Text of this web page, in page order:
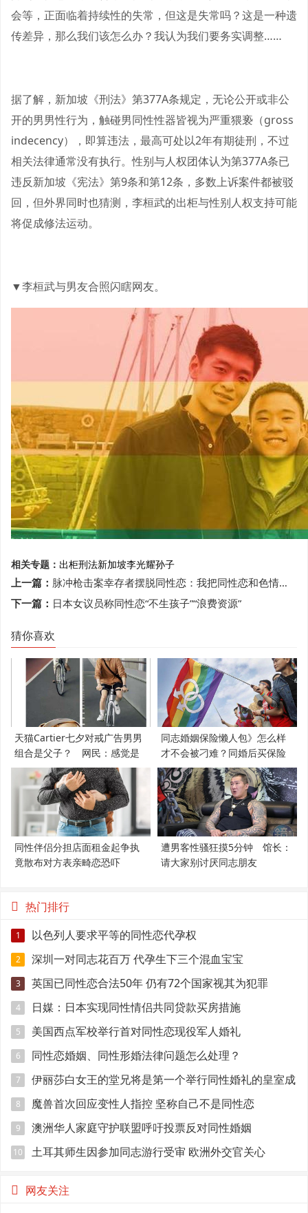
会等，正面临着持续性的失常，但这是失常吗？这是一种遗
传差异，那么我们该怎么办？我认为我们要务实调整……
据了解，新加坡《刑法》第377A条规定，无论公开或非公
开的男男性行为，触碰男同性性器皆视为严重猥亵（gross
indecency），即算违法，最高可处以2年有期徒刑，不过
相关法律通常没有执行。性别与人权团体认为第377A条已
违反新加坡《宪法》第9条和第12条，多数上诉案件都被驳
回，但外界同时也猜测，李桓武的出柜与性别人权支持可能
将促成修法运动。
▼李桓武与男友合照闪瞎网友。
相关专题： 出柜刑法新加坡李光耀孙子
上一篇： 脉冲枪击案幸存者摆脱同性恋：我把同性恋和色情瘾癖交给上帝
下一篇： 日本女议员称同性恋“不生孩子”“浪费资源”
猜你喜欢
天猫Cartier七夕对戒广告男男
组合是父子？ 网民：感觉是
支持LGBT
同志婚姻保险懒人包》怎么样
才不会被刁难？同婚后买保险
必知5件事
同性伴侣分担店面租金起争执
竟散布对方表亲畸恋恐吓
遭男客性骚狂摸5分钟 馆长：
请大家别讨厌同志朋友
热门排行
1 以色列人要求平等的同性恋代孕权
2 深圳一对同志花百万 代孕生下三个混血宝宝
3 英国已同性恋合法50年 仍有72个国家视其为犯罪
4 日媒：日本实现同性情侣共同贷款买房措施
5 美国西点军校举行首对同性恋现役军人婚礼
6 同性恋婚姻、同性形婚法律问题怎么处理？
7
伊丽莎白女王的堂兄将是第一个举行同性婚礼的皇室成
员
8 魔兽首次回应变性人指控 坚称自己不是同性恋
9 澳洲华人家庭守护联盟呼吁投票反对同性婚姻
10 土耳其师生因参加同志游行受审 欧洲外交官关心
网友关注